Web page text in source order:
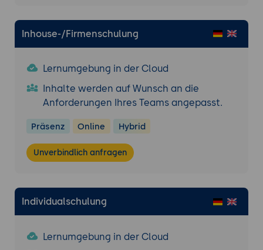
Inhouse-/Firmenschulung
Lernumgebung in der Cloud
Inhalte werden auf Wunsch an die
Anforderungen Ihres Teams angepasst.
Präsenz Online Hybrid
Unverbindlich anfragen
Individualschulung
Lernumgebung in der Cloud